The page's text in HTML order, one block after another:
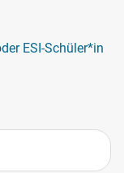
ESI-Schüler*in